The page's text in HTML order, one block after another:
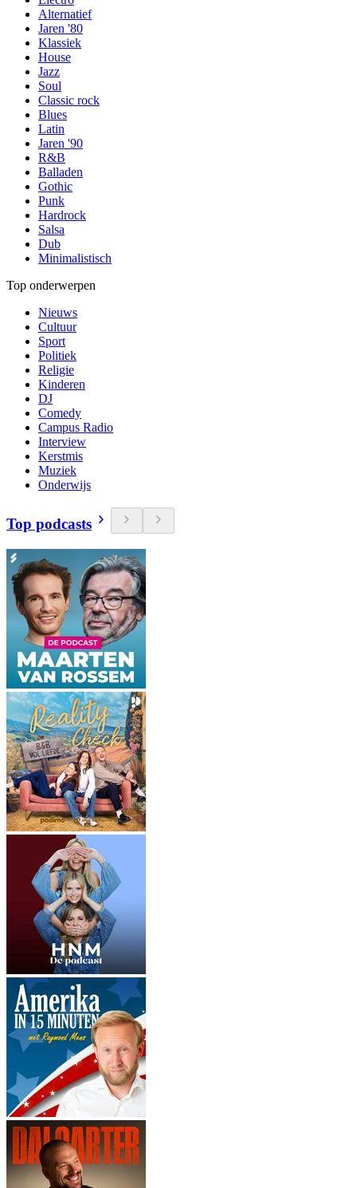
Alternatief
Jaren '80
Klassiek
House
Jazz
Soul
Classic rock
Blues
Latin
Jaren '90
R&B
Balladen
Gothic
Punk
Hardrock
Salsa
Dub
Minimalistisch
Top onderwerpen
Nieuws
Cultuur
Sport
Politiek
Religie
Kinderen
DJ
Comedy
Campus Radio
Interview
Kerstmis
Muziek
Onderwijs
Top podcasts